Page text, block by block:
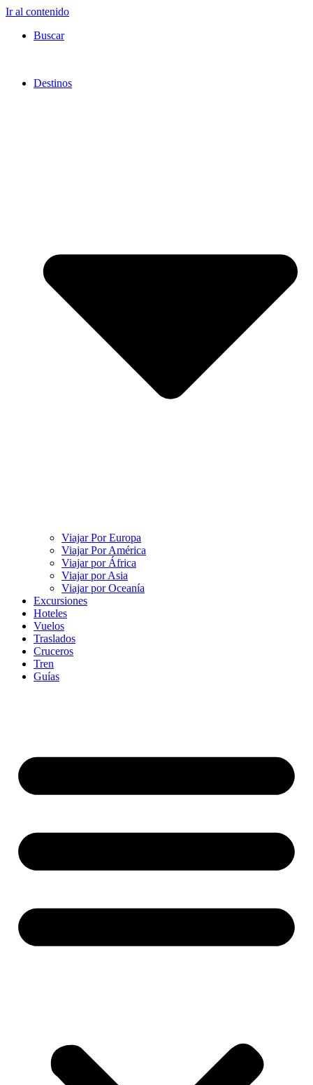
Ir al contenido
Buscar
Destinos
Viajar Por Europa
Viajar Por América
Viajar por África
Viajar por Asia
Viajar por Oceanía
Excursiones
Hoteles
Vuelos
Traslados
Cruceros
Tren
Guías